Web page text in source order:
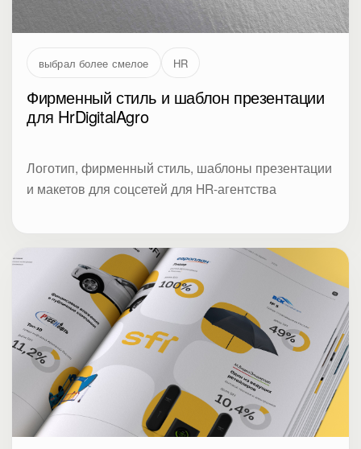
выбрал более смелое HR
Фирменный стиль и шаблон презентации
для HrDigitalAgro
Логотип, фирменный стиль, шаблоны презентации
и макетов для соцсетей для HR-агентства